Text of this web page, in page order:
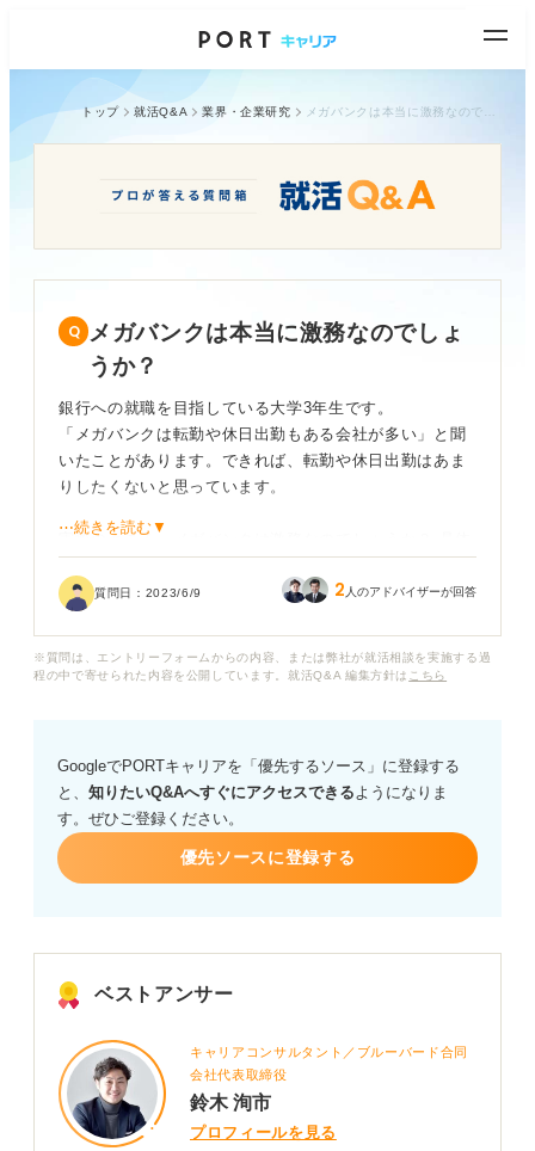
トップ 就活Q&A 業界・企業研究
メガバンクは本当に激務なのでしょ
うか？
銀行への就職を目指している大学3年生です。
「メガバンクは転勤や休日出勤もある会社が多い」と聞
いたことがあります。できれば、転勤や休日出勤はあま
りしたくないと思っています。
実際のところ、メガバンクは激務なのでしょうか？ 具体
のか
ご回答よろしくお願いいたします。
⋯続きを読む▼
質問日： 2023/6/9 2 人のアドバイザーが回答
※質問は、エントリーフォームからの内容、または弊社が就活相談を実施する過
程の中で寄せられた内容を公開しています。就活Q&A 編集方針は こちら
GoogleでPORTキャリアを「優先するソース」に登録する
と、 知りたいQ&Aへすぐにアクセスできるようになりま
す。ぜひご登録ください。
優先ソースに登録する
ベストアンサー
キャリアコンサルタント／ブルーバード合同
会社代表取締役
鈴木 洵市
プロフィールを見る